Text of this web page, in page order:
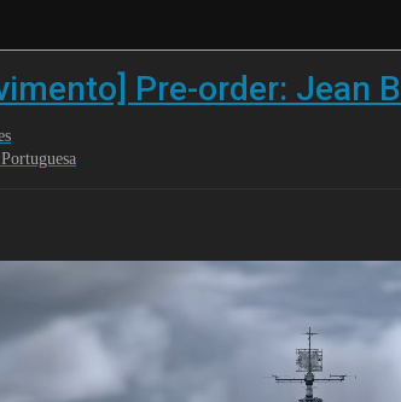
Pre-order: Jean